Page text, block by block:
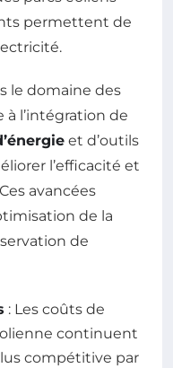
permettent de
le domaine des
l’intégration de
et d’outils
l’efficacité et
avancées
de la
de
: Les coûts de
continuent
compétitive par